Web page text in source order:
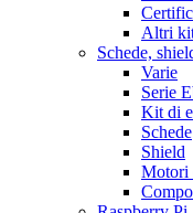
Altri
Schede,
Varie
Serie
Kit di
Schede
Shield
Motori